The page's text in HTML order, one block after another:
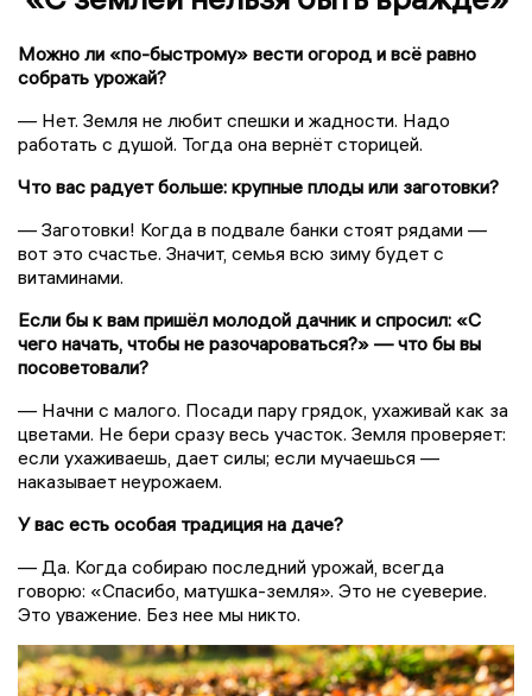
Можно ли «по-быстрому» вести огород и всё равно
собрать урожай?
— Нет. Земля не любит спешки и жадности. Надо
работать с душой. Тогда она вернёт сторицей.
Что вас радует больше: крупные плоды или заготовки?
— Заготовки! Когда в подвале банки стоят рядами —
вот это счастье. Значит, семья всю зиму будет с
витаминами.
Если бы к вам пришёл молодой дачник и спросил: «С
чего начать, чтобы не разочароваться?» — что бы вы
посоветовали?
— Начни с малого. Посади пару грядок, ухаживай как за
цветами. Не бери сразу весь участок. Земля проверяет:
если ухаживаешь, дает силы; если мучаешься —
наказывает неурожаем.
У вас есть особая традиция на даче?
— Да. Когда собираю последний урожай, всегда
говорю: «Спасибо, матушка-земля». Это не суеверие.
Это уважение. Без нее мы никто.